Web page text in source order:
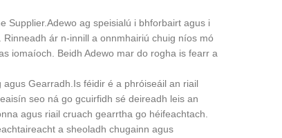
Supplier.Adewo ag speisialú i bhforbairt agus i
ár n-innill a onnmhairiú chuig níos mó
iomaíoch. Beidh Adewo mar do rogha is fearr a
Gearradh.Is féidir é a phróiseáil an riail
seo ná go gcuirfidh sé deireadh leis an
agus riail cruach gearrtha go héifeachtach.
a sheoladh chugainn agus